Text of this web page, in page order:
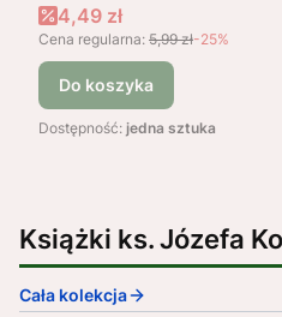
Cena promocyjna
4,49 zł
Cena regularna: 5,99 zł-25%
Do koszyka
Dostępność: jedna sztuka
Książki ks. Józefa
Cała kolekcja